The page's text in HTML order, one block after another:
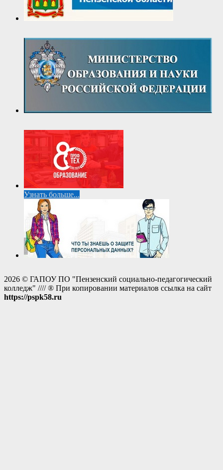
Узнать больше...
2026 © ГАПОУ ПО "Пензенский социально-педагогический
колледж" //// ® При копировании материалов ссылка на сайт
https://pspk58.ru